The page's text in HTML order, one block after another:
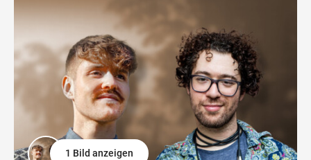
1 Bild anzeigen